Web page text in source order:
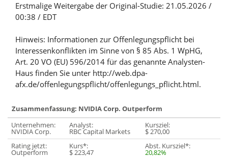
Erstmalige Weitergabe der Original-Studie: 21.05.2026 /
00:38 / EDT
Hinweis: Informationen zur Offenlegungspflicht bei
Interessenkonflikten im Sinne von § 85 Abs. 1 WpHG,
Art. 20 VO (EU) 596/2014 für das genannte Analysten-
Haus finden Sie unter http://web.dpa-
afx.de/offenlegungspflicht/offenlegungs_pflicht.html.
Zusammenfassung: NVIDIA Corp. Outperform
Unternehmen:
NVIDIA Corp.
Analyst:
RBC Capital Markets
Kursziel:
$ 270,00
Rating jetzt:
Outperform
Kurs*:
$ 223,47
Abst. Kursziel*:
20,82%